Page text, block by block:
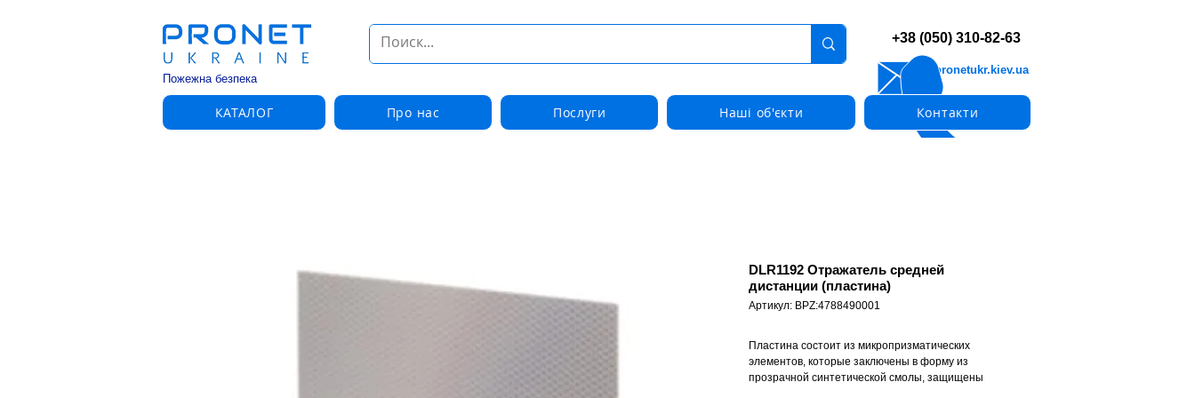
Пожежна безпека
info@pronetukr.kiev.ua
+38 (050) 310-82-63
КАТАЛОГ Про нас Послуги Наші об'єкти Контакти
DLR1192 Отражатель средней
дистанции (пластина)
Артикул: BPZ:4788490001
Пластина состоит из микропризматических
элементов, которые заключены в форму из
прозрачной синтетической смолы, защищены